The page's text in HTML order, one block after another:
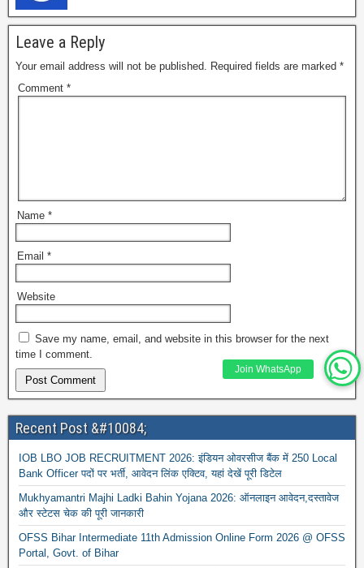
Join WhatsApp
Leave a Reply
Your email address will not be published. Required fields are marked *
Comment *
Name *
Email *
Website
Save my name, email, and website in this browser for the next
time I comment.
Recent Post &#10084;
IOB LBO JOB RECRUITMENT 2026: इंडियन ओवरसीज बैंक में 250 Local
Bank Officer पदों पर भर्ती, आवेदन लिंक एक्टिव, यहां देखें पूरी डिटेल
Mukhyamantri Majhi Ladki Bahin Yojana 2026: ऑनलाइन आवेदन,दस्तावेज
और स्टेटस चेक की पूरी जानकारी
OFSS Bihar Intermediate 11th Admission Online Form 2026 @ OFSS
Portal, Govt. of Bihar